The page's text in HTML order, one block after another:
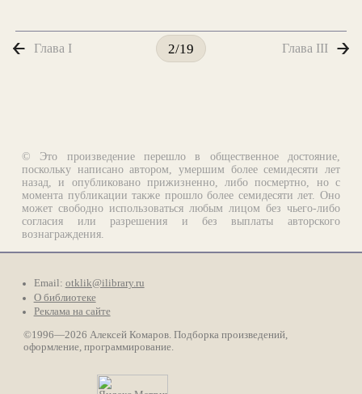
Глава I 2/19 Глава III
© Это произведение перешло в общественное достояние,
поскольку написано автором, умершим более семидесяти лет
назад, и опубликовано прижизненно, либо посмертно, но с
момента публикации также прошло более семидесяти лет. Оно
может свободно использоваться любым лицом без чьего-либо
согласия или разрешения и без выплаты авторского
вознаграждения.
Email: otklik@ilibrary.ru
О библиотеке
Реклама на сайте
©1996—2026 Алексей Комаров. Подборка произведений,
оформление, программирование.